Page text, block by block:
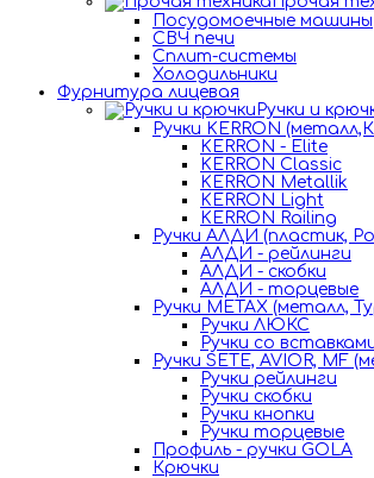
Посудомоечные машины
СВЧ печи
Сплит-системы
Холодильники
Фурнитура лицевая
Ручки и
Ручки KERRON
KERRON - Elite
KERRON Classic
KERRON Metallik
KERRON Light
KERRON Railing
Ручки АЛДИ (пластик,
АЛДИ - рейлинги
АЛДИ - скобки
АЛДИ - торцевые
Ручки METAX (металл,
Ручки ЛЮКС
Ручки со
Ручки SETE, AVIOR, MF
Ручки рейлинги
Ручки скобки
Ручки кнопки
Ручки торцевые
Профиль - ручки GOLA
Крючки